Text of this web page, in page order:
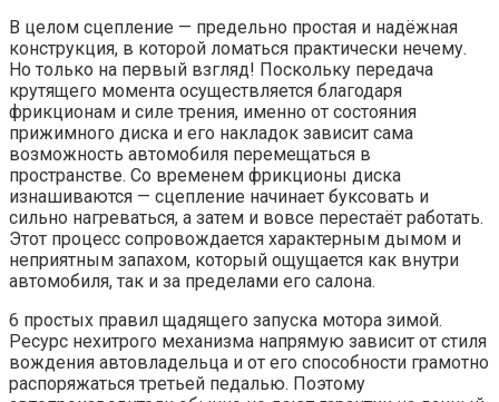
В целом сцепление — предельно простая и надёжная
конструкция, в которой ломаться практически нечему.
Но только на первый взгляд! Поскольку передача
крутящего момента осуществляется благодаря
фрикционам и силе трения, именно от состояния
прижимного диска и его накладок зависит сама
возможность автомобиля перемещаться в
пространстве. Со временем фрикционы диска
изнашиваются — сцепление начинает буксовать и
сильно нагреваться, а затем и вовсе перестаёт работать.
Этот процесс сопровождается характерным дымом и
неприятным запахом, который ощущается как внутри
автомобиля, так и за пределами его салона.
6 простых правил щадящего запуска мотора зимой.
Ресурс нехитрого механизма напрямую зависит от стиля
вождения автовладельца и от его способности грамотно
распоряжаться третьей педалью. Поэтому